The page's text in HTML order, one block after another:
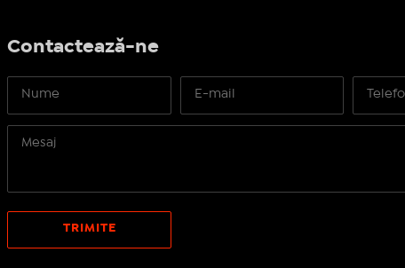
Contactează-ne